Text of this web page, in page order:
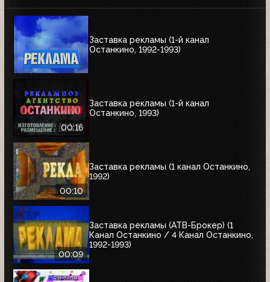
Заставка рекламы (1-й канал
Останкино, 1992-1993)
00:16
Заставка рекламы (1-й канал
Останкино, 1993)
00:10
Заставка рекламы (1 канал Останкино,
1992)
00:09
Заставка рекламы (АТВ-Брокер) (1
Канал Останкино / 4 Канал Останкино,
1992-1993)